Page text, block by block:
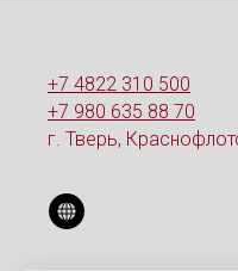
+7 4822 310 500
+7 980 635 88 70
г. Тверь,